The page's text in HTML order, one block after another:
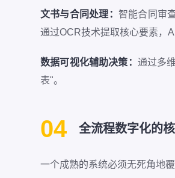
文书与合同处理： 智能合同审
通过OCR技术提取核心要素，
数据可视化辅助决策： 通过多
表"。
04 全流程数字化的
一个成熟的系统必须无死角地覆